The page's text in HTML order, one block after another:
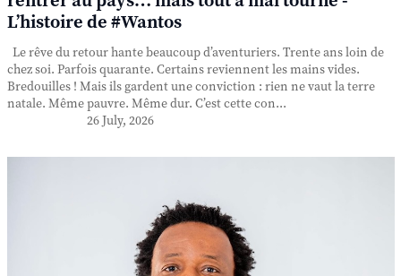
L’histoire de #Wantos
Le rêve du retour hante beaucoup d’aventuriers. Trente ans loin de
chez soi. Parfois quarante. Certains reviennent les mains vides.
Bredouilles ! Mais ils gardent une conviction : rien ne vaut la terre
natale. Même pauvre. Même dur. C’est cette con...
26 July, 2026